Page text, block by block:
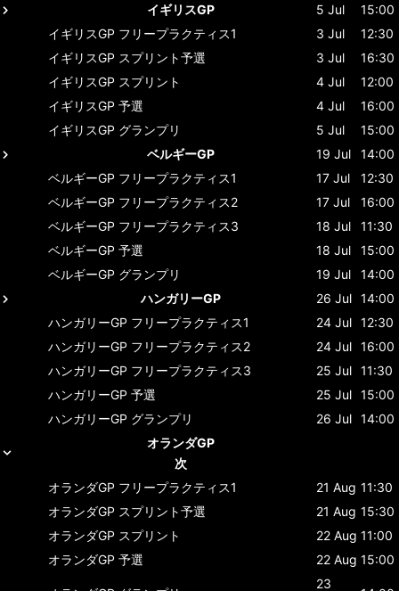
イギリスGP
5 Jul
15:00
イギリスGP フリープラクティス1 3 Jul
12:30
イギリスGP スプリント予選 3 Jul
16:30
イギリスGP スプリント 4 Jul
12:00
イギリスGP 予選 4 Jul
16:00
イギリスGP グランプリ 5 Jul
15:00
ベルギーGP
19 Jul
14:00
ベルギーGP フリープラクティス1 17 Jul
12:30
ベルギーGP フリープラクティス2 17 Jul
16:00
ベルギーGP フリープラクティス3 18 Jul
11:30
ベルギーGP 予選 18 Jul
15:00
ベルギーGP グランプリ 19 Jul
14:00
ハンガリーGP
26 Jul 14:00
ハンガリーGP フリープラクティス1 24 Jul 12:30
ハンガリーGP フリープラクティス2 24 Jul 16:00
ハンガリーGP フリープラクティス3 25 Jul 11:30
ハンガリーGP 予選 25 Jul 15:00
ハンガリーGP グランプリ 26 Jul 14:00
オランダGP
次
オランダGP フリープラクティス1 21 Aug 11:30
オランダGP スプリント予選 21 Aug 15:30
オランダGP スプリント 22 Aug 11:00
オランダGP 予選 22 Aug 15:00
23